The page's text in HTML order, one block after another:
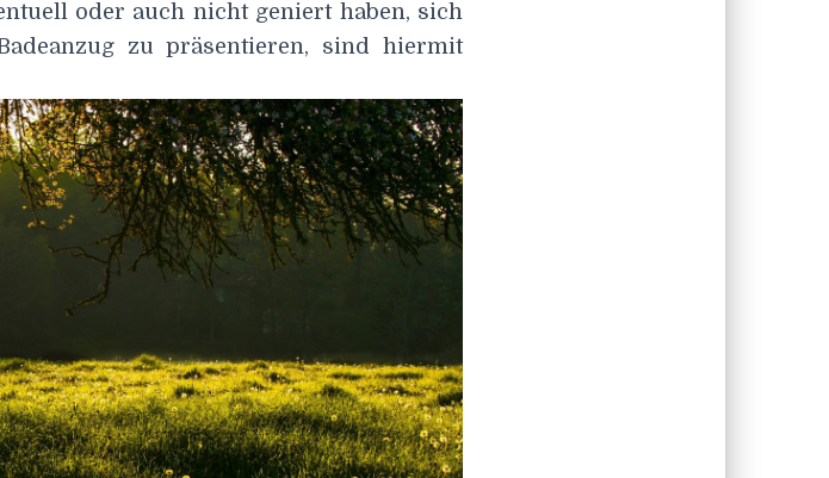
oder auch nicht geniert haben, sich
zu präsentieren, sind hiermit